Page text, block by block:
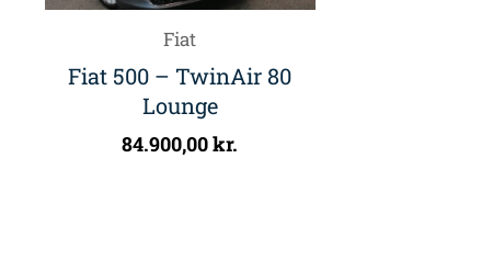
Fiat
Fiat 500 – TwinAir 80
Lounge
84.900,00kr.